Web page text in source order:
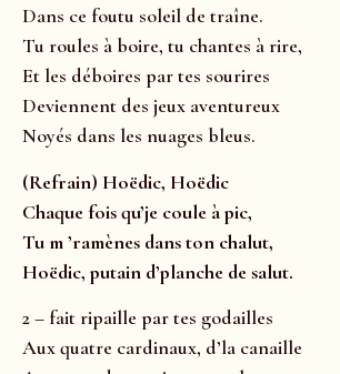
Dans ce foutu soleil de traîne.
Tu roules à boire, tu chantes à rire,
Et les déboires par tes sourires
Deviennent des jeux aventureux
Noyés dans les nuages bleus.
(Refrain) Hoëdic, Hoëdic
Chaque fois qu’je coule à pic,
Tu m ’ramènes dans ton chalut,
Hoëdic, putain d’planche de salut.
2 – fait ripaille par tes godailles
Aux quatre cardinaux, d’la canaille